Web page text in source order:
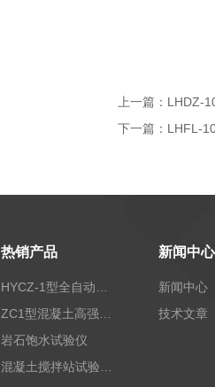
上一篇： LHDZ-
下一篇： LHFL-
热销产品
岩石饱水试验仪
新闻中心
新闻中心
技术文章